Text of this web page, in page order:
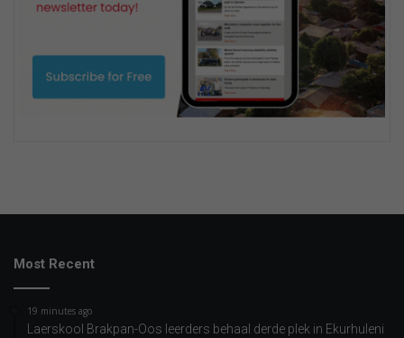
Most Recent
19 minutes ago
Laerskool Brakpan-Oos leerders behaal derde plek in Ekurhuleni